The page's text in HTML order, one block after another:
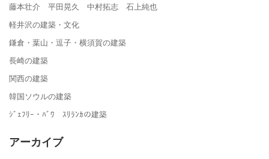
藤本壮介 平田晃久 中村拓志 石上純也
軽井沢の建築・文化
鎌倉・葉山・逗子・横須賀の建築
長崎の建築
関西の建築
韓国ソウルの建築
ｼﾞｪﾌﾘｰ・ﾊﾞﾜ ｽﾘﾗﾝｶの建築
アーカイブ